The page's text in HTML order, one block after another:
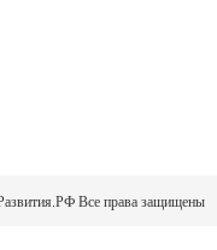
Все права защищены